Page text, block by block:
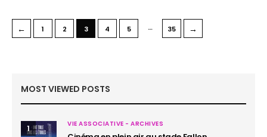
← 1 2 3 4 5 … 35 →
MOST VIEWED POSTS
1 VIE ASSOCIATIVE - ARCHIVES